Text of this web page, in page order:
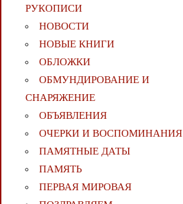
РУКОПИСИ
НОВОСТИ
НОВЫЕ КНИГИ
ОБЛОЖКИ
ОБМУНДИРОВАНИЕ И
СНАРЯЖЕНИЕ
ОБЪЯВЛЕНИЯ
ОЧЕРКИ И ВОСПОМИНАНИЯ
ПАМЯТНЫЕ ДАТЫ
ПАМЯТЬ
ПЕРВАЯ МИРОВАЯ